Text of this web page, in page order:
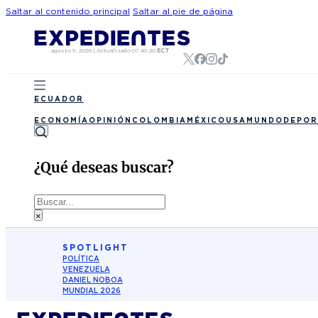
Saltar al contenido principal Saltar al pie de página
agosto 9, 2026 | Actualizado 07:49:20 ECT
ECUADOR
ECONOMÍA OPINIÓN COLOMBIA MÉXICO USA MUNDO
¿Qué deseas buscar?
Buscar
×
SPOTLIGHT
POLÍTICA
VENEZUELA
DANIEL NOBOA
MUNDIAL 2026